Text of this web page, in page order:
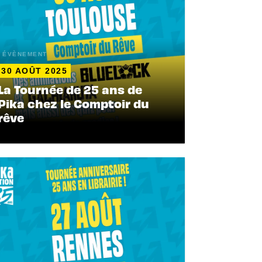
ÉVÈNEMENT
30 AOÛT 2025
Tournée de 25 ans de
chez le Comptoir du